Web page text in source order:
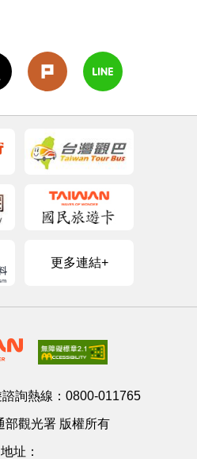
更多連結+
詢熱線： 0800-011765
部觀光署 版權所有
地址：